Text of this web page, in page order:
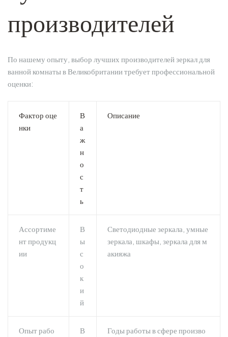
производителей
По нашему опыту, выбор лучших производителей зеркал для
ванной комнаты в Великобритании требует профессиональной
оценки:
Фактор оце
нки
В
а
ж
н
о
с
т
ь
Описание
Ассортиме
нт продукц
ии
В
ы
с
о
к
и
й
Светодиодные зеркала, умные
зеркала, шкафы, зеркала для м
акияжа
Опыт рабо
В
Годы работы в сфере произво